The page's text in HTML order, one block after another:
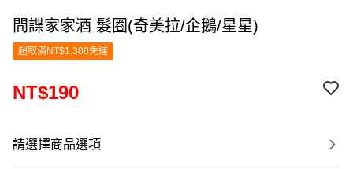
間諜家家酒 髮圈(奇美拉/企鵝/星星)
超取滿NT$1,300免運
NT$190
請選擇商品選項